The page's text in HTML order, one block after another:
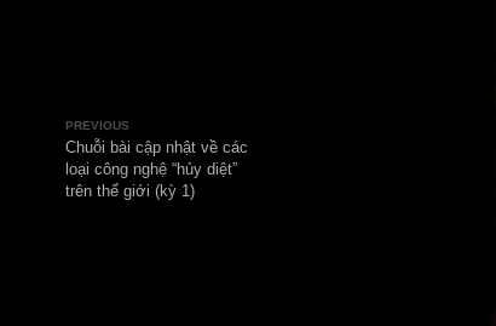
PREVIOUS
Chuỗi bài cập nhật về các